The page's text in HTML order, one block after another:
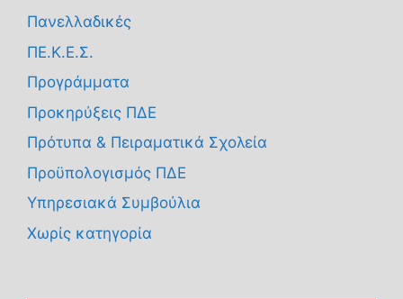
Πανελλαδικές
ΠΕ.Κ.Ε.Σ.
Προγράμματα
Προκηρύξεις ΠΔΕ
Πρότυπα & Πειραματικά Σχολεία
Προϋπολογισμός ΠΔΕ
Υπηρεσιακά Συμβούλια
Χωρίς κατηγορία